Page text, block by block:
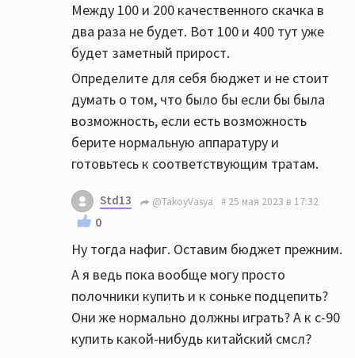
Между 100 и 200 качественного скачка в
два раза не будет. Вот 100 и 400 тут уже
будет заметный прирост.
Определите для себя бюджет и не стоит
думать о том, что было бы если бы была
возможность, если есть возможность
берите нормальную аппаратуру и
готовьтесь к соответствующим тратам.
Std13 @TakoyVasya 25 мая 2023 в 17:32
0
Ну тогда нафиг. Оставим бюджет прежним.
А я ведь пока вообще могу просто
полочники купить и к соньке подцепить?
Они же нормально должны играть? А к с-90
купить какой-нибудь китайский смсл?